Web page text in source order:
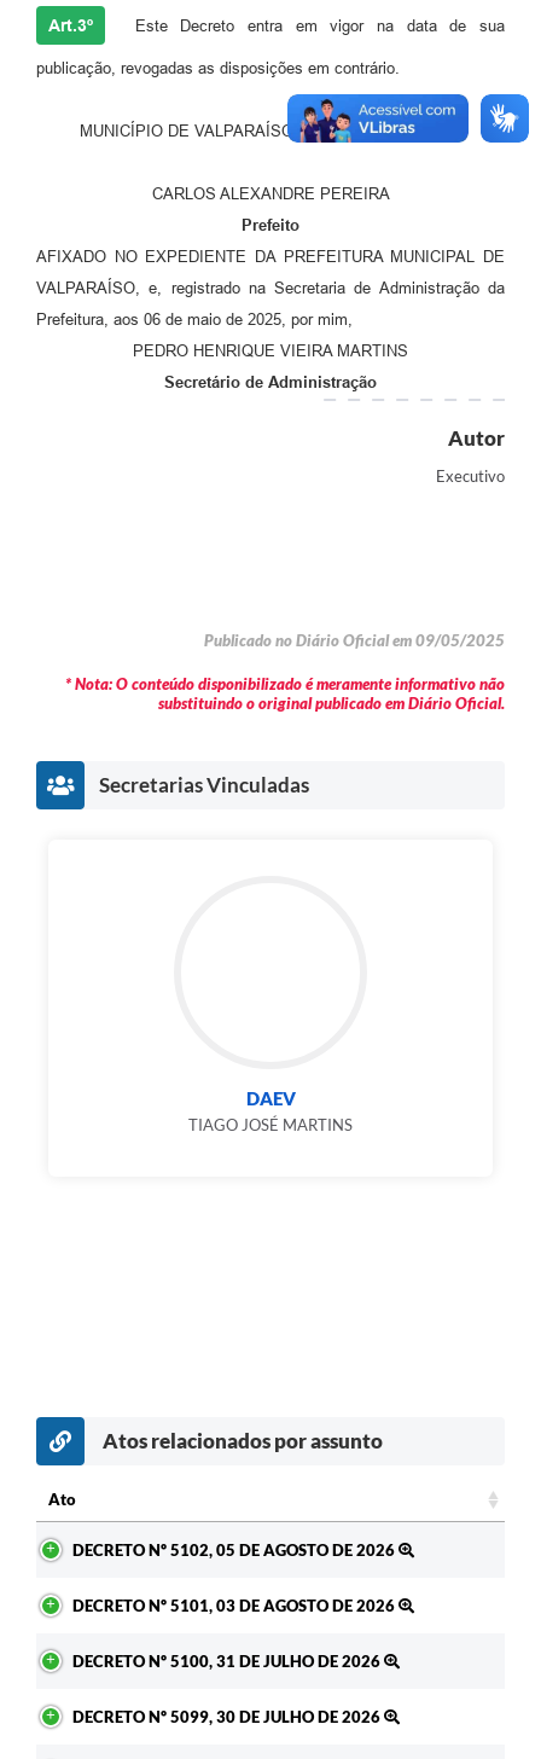
Art.3º Este Decreto entra em vigor na data de sua
publicação, revogadas as disposições em contrário.
MUNICÍPIO DE VALPARAÍSO, 06 DE MAIO DE 2025.
CARLOS ALEXANDRE PEREIRA
Prefeito
AFIXADO NO EXPEDIENTE DA PREFEITURA MUNICIPAL DE
VALPARAÍSO, e, registrado na Secretaria de Administração da
Prefeitura, aos 06 de maio de 2025, por mim,
PEDRO HENRIQUE VIEIRA MARTINS
Secretário de Administração
Autor
Executivo
Publicado no Diário Oficial em 09/05/2025
* Nota: O conteúdo disponibilizado é meramente informativo não
substituindo o original publicado em Diário Oficial.
Secretarias Vinculadas
DAEV
TIAGO JOSÉ MARTINS
Atos relacionados por assunto
Ato
DECRETO Nº 5102, 05 DE AGOSTO DE 2026
DECRETO Nº 5101, 03 DE AGOSTO DE 2026
DECRETO Nº 5100, 31 DE JULHO DE 2026
DECRETO Nº 5099, 30 DE JULHO DE 2026